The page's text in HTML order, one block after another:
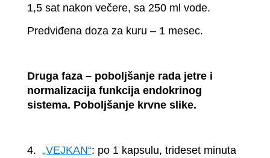
1,5 sat nakon večere, sa 250 ml vode.
Predviđena doza za kuru – 1 mesec.
Druga faza – poboljšanje rada jetre i
normalizacija funkcija endokrinog
sistema. Poboljšanje krvne slike.
4. „VEJKAN“: po 1 kapsulu, trideset minuta